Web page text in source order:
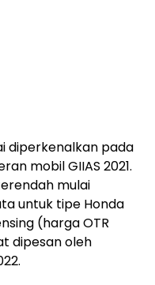
diperkenalkan pada
mobil GIIAS 2021.
mulai
untuk tipe Honda
(harga OTR
dipesan oleh